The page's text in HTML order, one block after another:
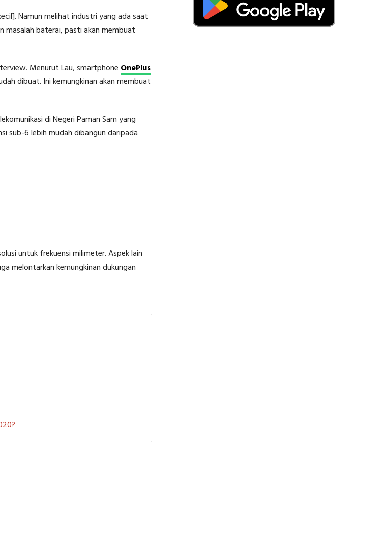
Namun melihat industri yang ada saat
masalah baterai, pasti akan membuat
Menurut Lau, smartphone OnePlus
dibuat. Ini kemungkinan akan membuat
di Negeri Paman Sam yang
sub-6 lebih mudah dibangun daripada
untuk frekuensi milimeter. Aspek lain
melontarkan kemungkinan dukungan